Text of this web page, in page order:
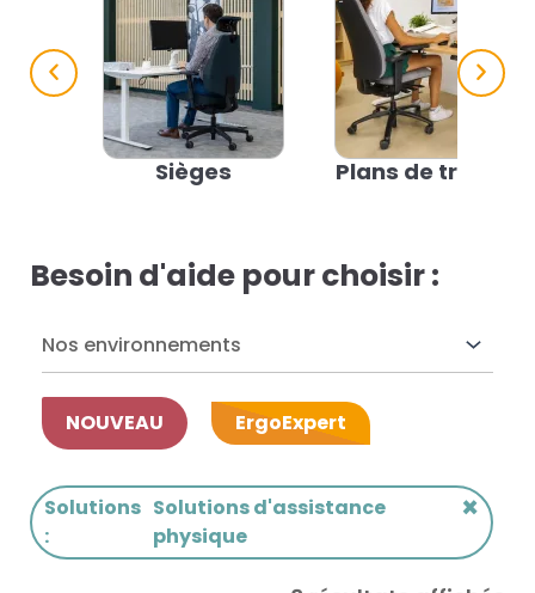
Sièges Plans de travail
Besoin d'aide pour choisir :
NOUVEAU
Nos environnements
ErgoExpert
Solutions
:
Solutions d'assistance
physique
×